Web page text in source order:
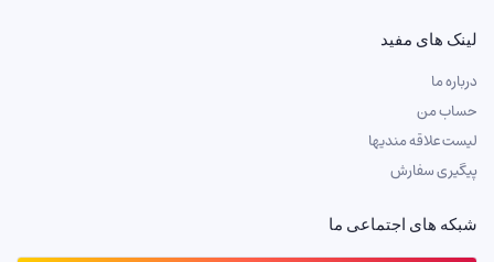
لینک های مفید
درباره ما
حساب من
لیست علاقه مندیها
پیگیری سفارش
شبکه های اجتماعی ما